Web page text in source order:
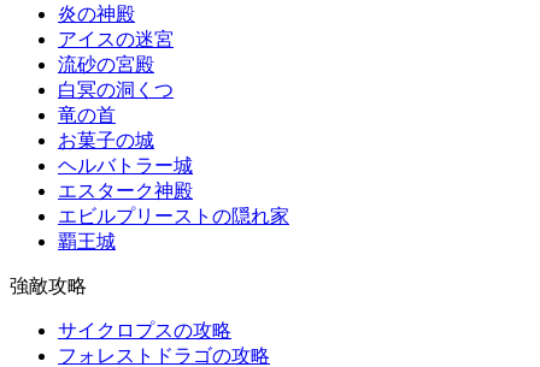
炎の神殿
アイスの迷宮
流砂の宮殿
白冥の洞くつ
竜の首
お菓子の城
ヘルバトラー城
エスターク神殿
エビルプリーストの隠れ家
覇王城
強敵攻略
サイクロプスの攻略
フォレストドラゴの攻略